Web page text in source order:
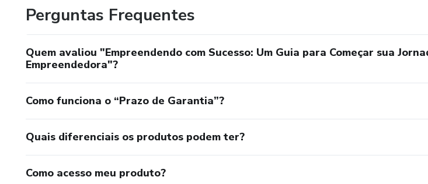
Perguntas Frequentes
Quem avaliou "Empreendendo com Sucesso: Um Guia para Começar sua
Empreendedora"?
Como funciona o “Prazo de Garantia”?
Quais diferenciais os produtos podem ter?
Como acesso meu produto?